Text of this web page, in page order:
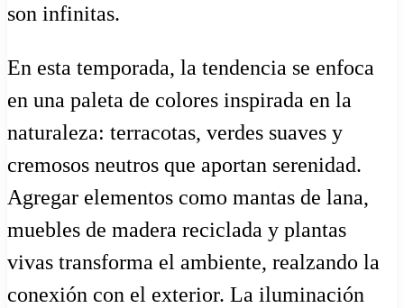
son infinitas.
En esta temporada, la tendencia se enfoca
en una paleta de colores inspirada en la
naturaleza: terracotas, verdes suaves y
cremosos neutros que aportan serenidad.
Agregar elementos como mantas de lana,
muebles de madera reciclada y plantas
vivas transforma el ambiente, realzando la
conexión con el exterior. La iluminación